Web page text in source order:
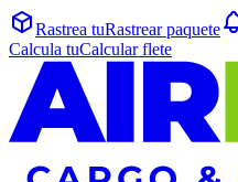
Rastrea tuRastrearpaquete
Calcula tuCalcularflete